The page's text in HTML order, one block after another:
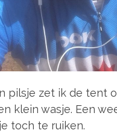
pilsje zet ik de tent
klein wasje. Een
toch te ruiken.